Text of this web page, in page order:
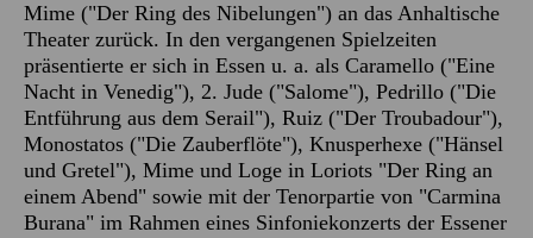
Mime ("Der Ring des Nibelungen") an das Anhaltische
Theater zurück. In den vergangenen Spielzeiten
präsentierte er sich in Essen u. a. als Caramello ("Eine
Nacht in Venedig"), 2. Jude ("Salome"), Pedrillo ("Die
Entführung aus dem Serail"), Ruiz ("Der Troubadour"),
Monostatos ("Die Zauberflöte"), Knusperhexe ("Hänsel
und Gretel"), Mime und Loge in Loriots "Der Ring an
einem Abend" sowie mit der Tenorpartie von "Carmina
Burana" im Rahmen eines Sinfoniekonzerts der Essener